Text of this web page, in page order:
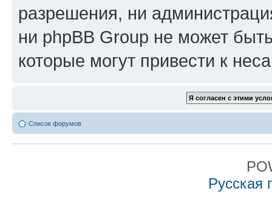
разрешения, ни
ни phpBB Group не может
которые могут привести к
Список форумов
Русская